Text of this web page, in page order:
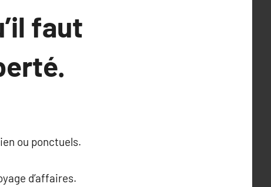
faut
ou ponctuels.
d’affaires.